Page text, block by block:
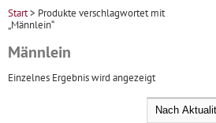
Start> Produkte verschlagwortet mit
„Männlein“
Männlein
Einzelnes Ergebnis wird angezeigt